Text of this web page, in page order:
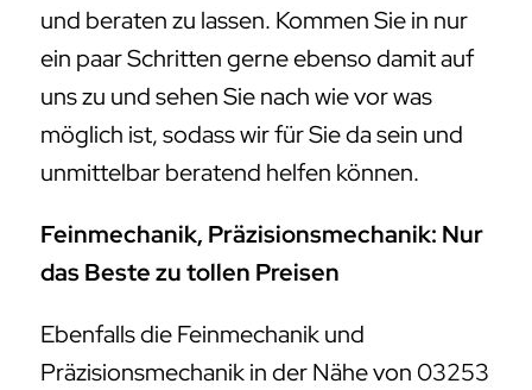
und beraten zu lassen. Kommen Sie in nur
ein paar Schritten gerne ebenso damit auf
uns zu und sehen Sie nach wie vor was
möglich ist, sodass wir für Sie da sein und
unmittelbar beratend helfen können.
Feinmechanik, Präzisionsmechanik: Nur
das Beste zu tollen Preisen
Ebenfalls die Feinmechanik und
Präzisionsmechanik in der Nähe von 03253